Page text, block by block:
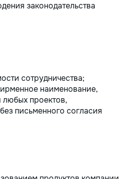
законодательства
сотрудничества;
наименование,
любых проектов,
письменного согласия